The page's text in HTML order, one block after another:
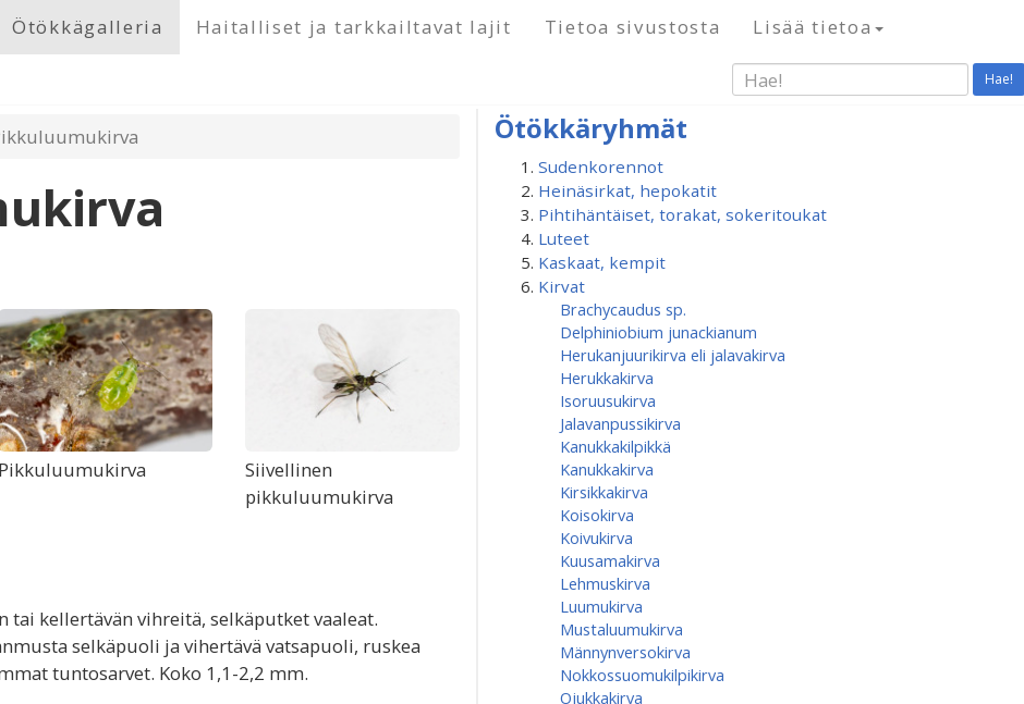
Ötökkägalleria Haitalliset ja tarkkailtavat lajit Tietoa sivustosta Lisää tietoa
Hae!
Pikkuluumukirva
Siivellinen
pikkuluumukirva
tai kellertävän vihreitä, selkäputket vaaleat.
selkäpuoli ja vihertävä vatsapuoli, ruskea
tuntosarvet. Koko 1,1-2,2 mm.
Ötökkäryhmät
Sudenkorennot
Heinäsirkat, hepokatit
Pihtihäntäiset, torakat, sokeritoukat
Luteet
Kaskaat, kempit
Kirvat
Brachycaudus sp.
Delphiniobium junackianum
Herukanjuurikirva eli jalavakirva
Herukkakirva
Isoruusukirva
Jalavanpussikirva
Kanukkakilpikkä
Kanukkakirva
Kirsikkakirva
Koisokirva
Koivukirva
Kuusamakirva
Lehmuskirva
Luumukirva
Mustaluumukirva
Männynversokirva
Nokkossuomukilpikirva
Ojukkakirva